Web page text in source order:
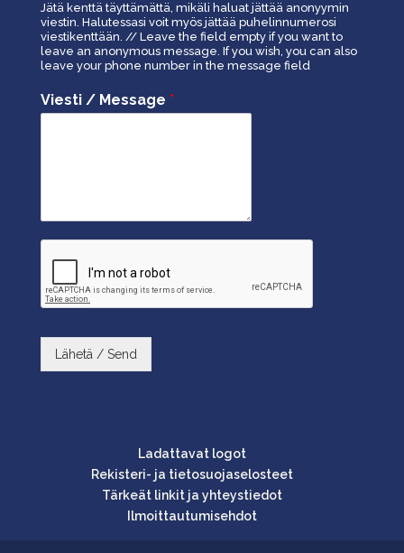
Jätä kenttä täyttämättä, mikäli haluat jättää anonyymin
viestin. Halutessasi voit myös jättää puhelinnumerosi
viestikenttään. // Leave the field empty if you want to
leave an anonymous message. If you wish, you can also
leave your phone number in the message field
Viesti / Message *
Lähetä / Send
Ladattavat logot
Rekisteri- ja tietosuojaselosteet
Tärkeät linkit ja yhteystiedot
Ilmoittautumisehdot